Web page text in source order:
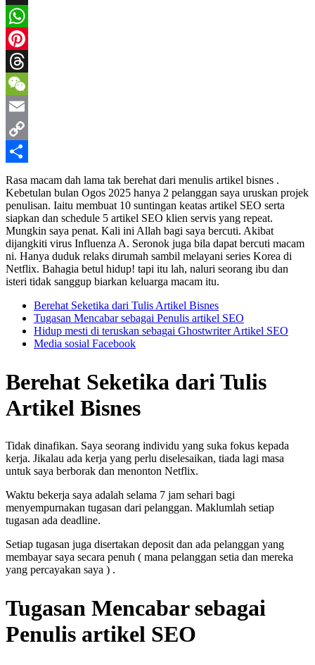
X
WhatsApp
Pinterest
Threads
WeChat
Email
Copy
Link
Share
Rasa macam dah lama tak berehat dari menulis artikel bisnes .
Kebetulan bulan Ogos 2025 hanya 2 pelanggan saya uruskan projek
penulisan. Iaitu membuat 10 suntingan keatas artikel SEO serta
siapkan dan schedule 5 artikel SEO klien servis yang repeat.
Mungkin saya penat. Kali ini Allah bagi saya bercuti. Akibat
dijangkiti virus Influenza A. Seronok juga bila dapat bercuti macam
ni. Hanya duduk relaks dirumah sambil melayani series Korea di
Netflix. Bahagia betul hidup! tapi itu lah, naluri seorang ibu dan
isteri tidak sanggup biarkan keluarga macam itu.
Berehat Seketika dari Tulis Artikel Bisnes
Tugasan Mencabar sebagai Penulis artikel SEO
Hidup mesti di teruskan sebagai Ghostwriter Artikel SEO
Media sosial Facebook
Berehat Seketika dari Tulis
Artikel Bisnes
Tidak dinafikan. Saya seorang individu yang suka fokus kepada
kerja. Jikalau ada kerja yang perlu diselesaikan, tiada lagi masa
untuk saya berborak dan menonton Netflix.
Waktu bekerja saya adalah selama 7 jam sehari bagi
menyempurnakan tugasan dari pelanggan. Maklumlah setiap
tugasan ada deadline.
Setiap tugasan juga disertakan deposit dan ada pelanggan yang
membayar saya secara penuh ( mana pelanggan setia dan mereka
yang percayakan saya ) .
Tugasan Mencabar sebagai
Penulis artikel SEO